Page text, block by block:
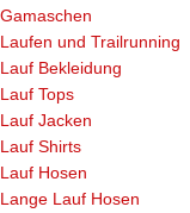
Gamaschen
Laufen und Trailrunning
Lauf Bekleidung
Lauf Tops
Lauf Jacken
Lauf Shirts
Lauf Hosen
Lange Lauf Hosen